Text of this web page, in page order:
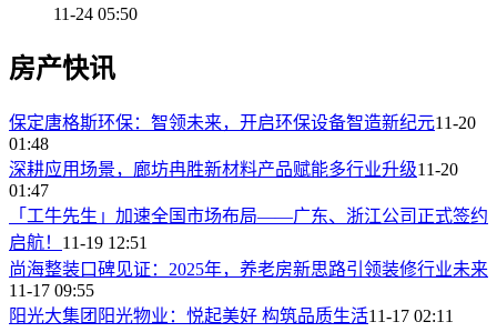
11-24 05:50
房产快讯
保定唐格斯环保：智领未来，开启环保设备智造新纪元11-20
01:48
深耕应用场景，廊坊冉胜新材料产品赋能多行业升级11-20
01:47
「工牛先生」加速全国市场布局——广东、浙江公司正式签约
启航！ 11-19 12:51
尚海整装口碑见证：2025年，养老房新思路引领装修行业未来
11-17 09:55
阳光大集团阳光物业：悦起美好 构筑品质生活11-17 02:11